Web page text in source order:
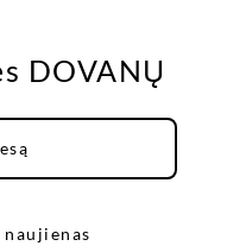
DOVANŲ